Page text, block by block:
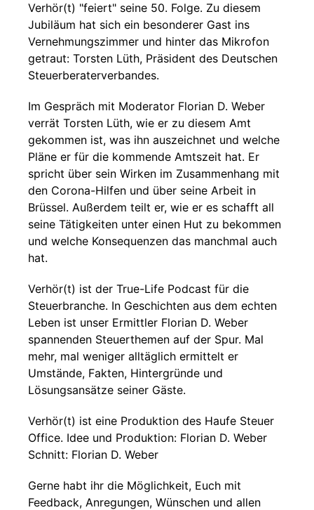
Verhör(t) "feiert" seine 50. Folge. Zu diesem
Jubiläum hat sich ein besonderer Gast ins
Vernehmungszimmer und hinter das Mikrofon
getraut: Torsten Lüth, Präsident des Deutschen
Steuerberaterverbandes.
Im Gespräch mit Moderator Florian D. Weber
verrät Torsten Lüth, wie er zu diesem Amt
gekommen ist, was ihn auszeichnet und welche
Pläne er für die kommende Amtszeit hat. Er
spricht über sein Wirken im Zusammenhang mit
den Corona-Hilfen und über seine Arbeit in
Brüssel. Außerdem teilt er, wie er es schafft all
seine Tätigkeiten unter einen Hut zu bekommen
und welche Konsequenzen das manchmal auch
hat.
Verhör(t) ist der True-Life Podcast für die
Steuerbranche. In Geschichten aus dem echten
Leben ist unser Ermittler Florian D. Weber
spannenden Steuerthemen auf der Spur. Mal
mehr, mal weniger alltäglich ermittelt er
Umstände, Fakten, Hintergründe und
Lösungsansätze seiner Gäste.
Verhör(t) ist eine Produktion des Haufe Steuer
Office. Idee und Produktion: Florian D. Weber
Schnitt: Florian D. Weber
Gerne habt ihr die Möglichkeit, Euch mit
Feedback, Anregungen, Wünschen und allen